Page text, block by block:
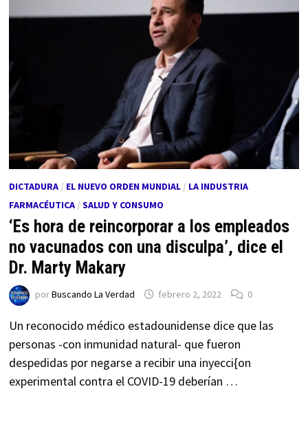
DICTADURA/ EL NUEVO ORDEN MUNDIAL/ LA INDUSTRIA
FARMACÉUTICA/ SALUD Y CONSUMO
‘Es hora de reincorporar a los empleados
no vacunados con una disculpa’, dice el
Dr. Marty Makary
porBuscando La Verdad febrero 2, 2022 0
Un reconocido médico estadounidense dice que las
personas -con inmunidad natural- que fueron
despedidas por negarse a recibir una inyecci{on
experimental contra el COVID-19 deberían …